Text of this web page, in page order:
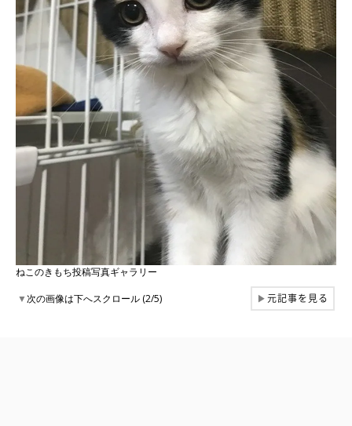
ねこのきもち投稿写真ギャラリー
▼次の画像は下へスクロール (2/5) ▶元記事を見る